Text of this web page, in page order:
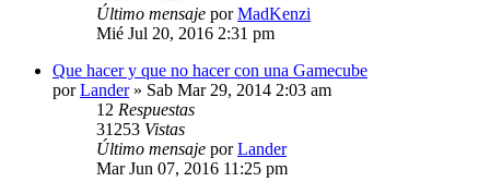
Último mensaje porMadKenzi
Mié Jul 20, 2016 2:31 pm
Que hacer y que no hacer con una Gamecube
porLander» Sab Mar 29, 2014 2:03 am
12 Respuestas
31253 Vistas
Último mensaje porLander
Mar Jun 07, 2016 11:25 pm